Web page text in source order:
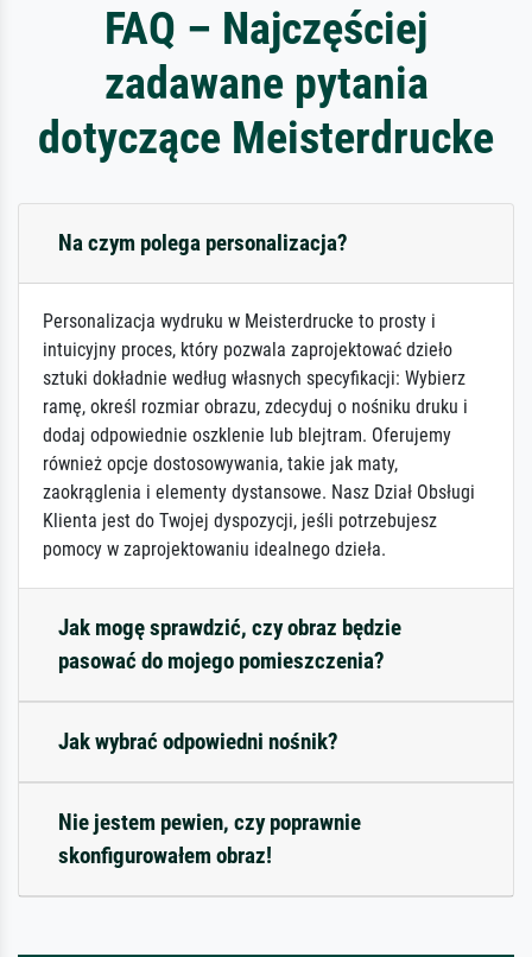
FAQ – Najczęściej
zadawane pytania
dotyczące Meisterdrucke
Na czym polega personalizacja?
Personalizacja wydruku w Meisterdrucke to prosty i
intuicyjny proces, który pozwala zaprojektować dzieło
sztuki dokładnie według własnych specyfikacji: Wybierz
ramę, określ rozmiar obrazu, zdecyduj o nośniku druku i
dodaj odpowiednie oszklenie lub blejtram. Oferujemy
również opcje dostosowywania, takie jak maty,
zaokrąglenia i elementy dystansowe. Nasz Dział Obsługi
Klienta jest do Twojej dyspozycji, jeśli potrzebujesz
pomocy w zaprojektowaniu idealnego dzieła.
Jak mogę sprawdzić, czy obraz będzie
pasować do mojego pomieszczenia?
Jak wybrać odpowiedni nośnik?
Nie jestem pewien, czy poprawnie
skonfigurowałem obraz!